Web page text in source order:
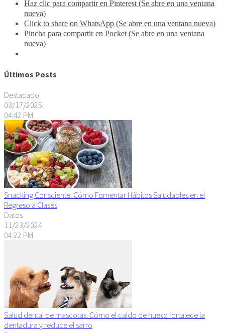
Haz clic para compartir en Pinterest (Se abre en una ventana
nueva)
Click to share on WhatsApp (Se abre en una ventana nueva)
Pincha para compartir en Pocket (Se abre en una ventana
nueva)
Últimos Posts
Destacado
03/17/2025
04:42 PM
Snacking Consciente: Cómo Fomentar Hábitos Saludables en el
Regreso a Clases
Datos
11/23/2024
04:22 PM
Salud dental de mascotas: Cómo el caldo de hueso fortalece la
dentadura y reduce el sarro